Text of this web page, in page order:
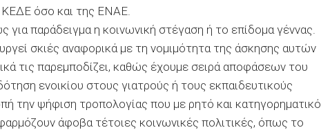
όσο και της ΕΝΑΕ.
παράδειγμα η κοινωνική στέγαση ή το επίδομα γέννας.
σκιές αναφορικά με τη νομιμότητα της άσκησης αυτών
τις παρεμποδίζει, καθώς έχουμε σειρά αποφάσεων του
ενοικίου στους γιατρούς ή τους εκπαιδευτικούς
την ψήφιση τροπολογίας που με ρητό και κατηγορηματικό
άφοβα τέτοιες κοινωνικές πολιτικές, όπως το